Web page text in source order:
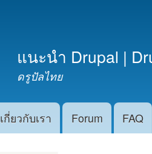
แนะนำ Drupal |
ดรูปัลไทย
เกี่ยวกับเรา Forum FAQ